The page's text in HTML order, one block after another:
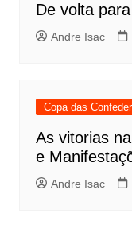
De volta
Andre Isac
Copa das
As vitorias
e
Andre Isac